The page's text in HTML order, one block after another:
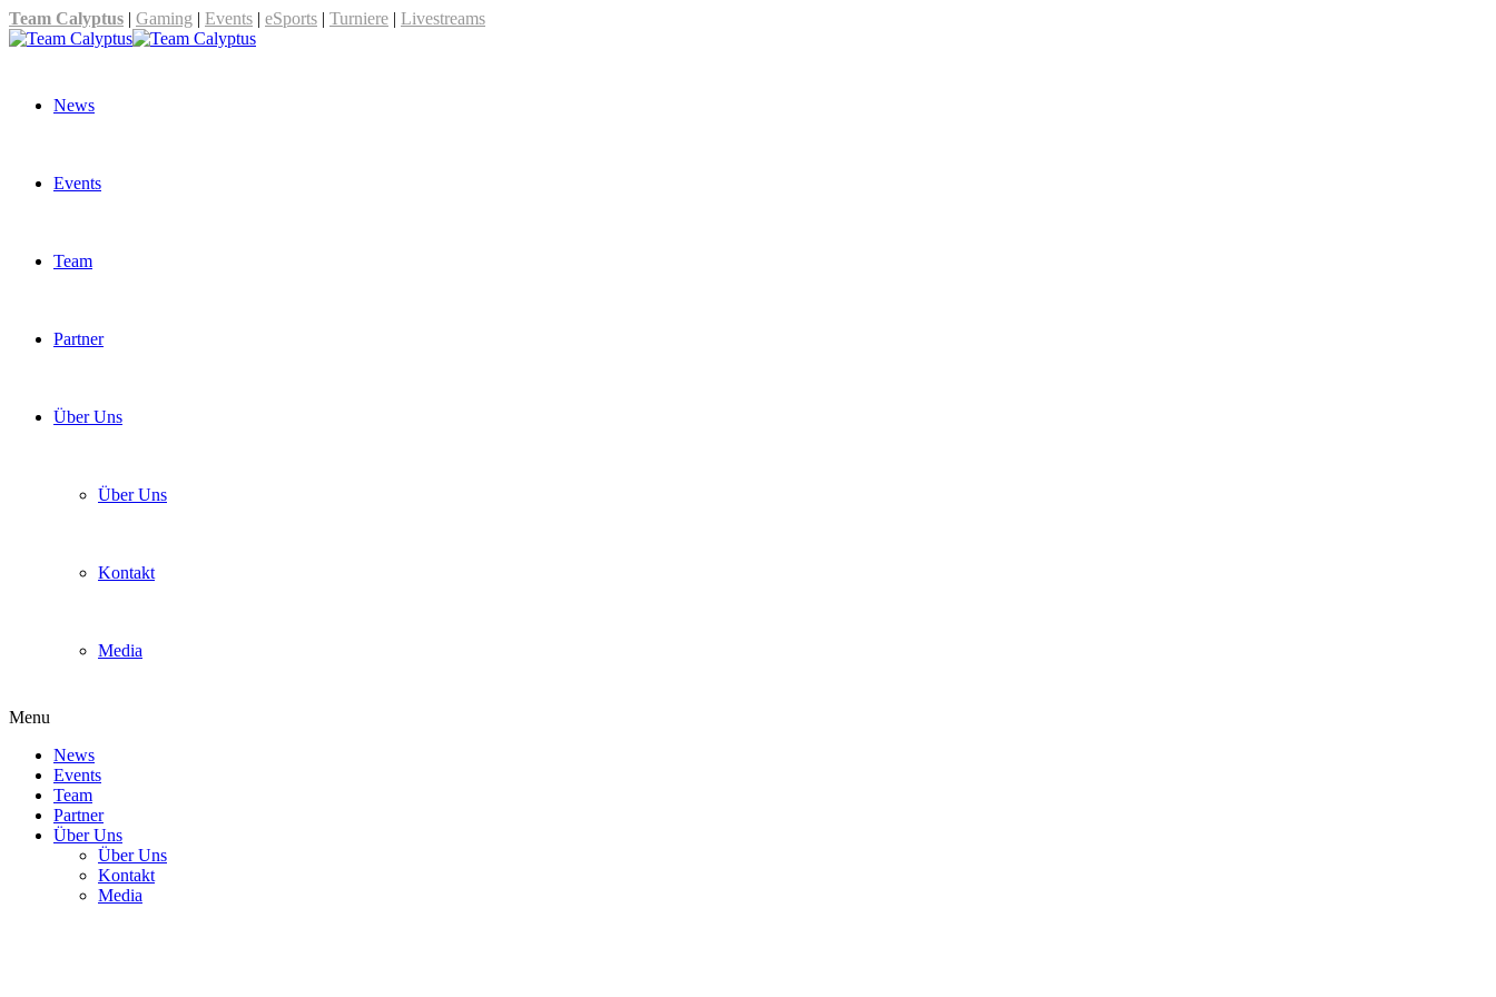
Team Calyptus | Gaming | Events | eSports | Turniere | Livestreams
News
Events
Team
Partner
Über Uns
Über Uns
Kontakt
Media
Menu
News
Events
Team
Partner
Über Uns
Über Uns
Kontakt
Media